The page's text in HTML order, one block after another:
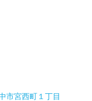
市宮西町１丁目